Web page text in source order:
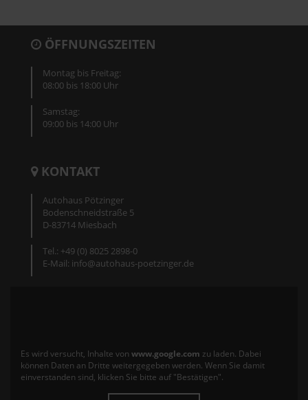
ÖFFNUNGSZEITEN
Montag bis Freitag:
08:00 bis 18:00 Uhr
Samstag:
09:00 bis 14:00 Uhr
KONTAKT
Autohaus Pötzinger
Bodenschneidstraße 5
D-83714 Miesbach
Tel.: +49 (0) 8025 2898-0
E-Mail: info@autohaus-poetzinger.de
Es wird versucht, Inhalte von www.google.com zu laden. Dabei
können Daten an Dritte weitergegeben werden. Wenn Sie damit
einverstanden sind, klicken Sie bitte auf "Bestätigen".